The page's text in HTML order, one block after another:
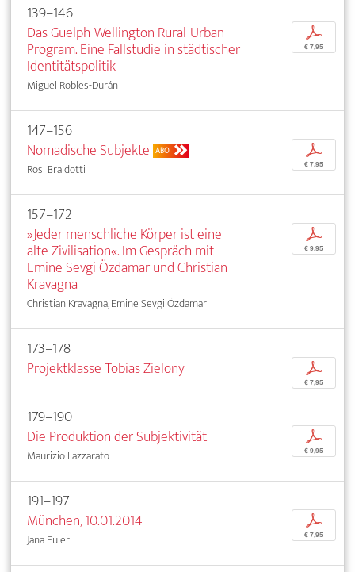
139–146
Das Guelph-Wellington Rural-Urban
Program. Eine Fallstudie in städtischer
Identitätspolitik
Miguel Robles-Durán
p
€ 7,95
147–156
Nomadische Subjekte ABO
Rosi Braidotti
p
€ 7,95
157–172
»Jeder menschliche Körper ist eine
alte Zivilisation«. Im Gespräch mit
Emine Sevgi Özdamar und Christian
Kravagna
Christian Kravagna, Emine Sevgi Özdamar
p
€ 9,95
173–178
Projektklasse Tobias Zielony
p
€ 7,95
179–190
Die Produktion der Subjektivität
Maurizio Lazzarato
p
€ 9,95
191–197
München, 10.01.2014
Jana Euler
p
€ 7,95